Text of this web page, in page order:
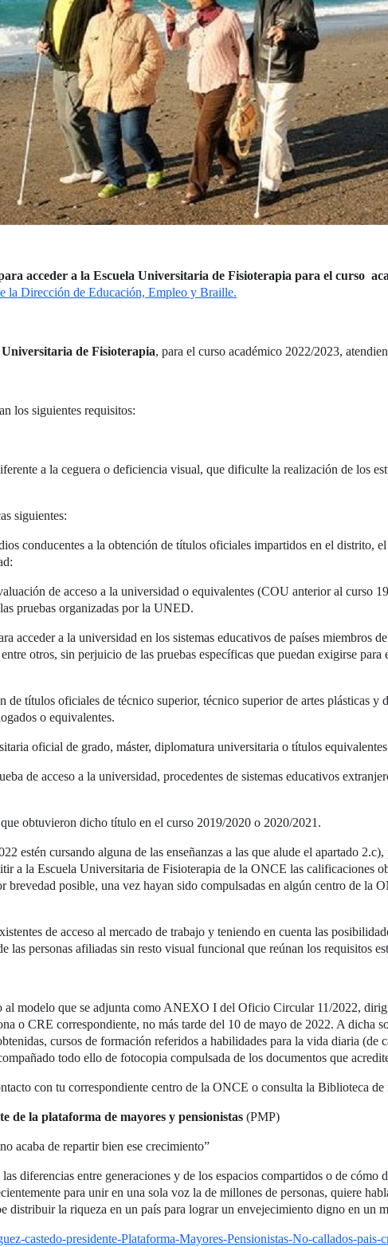
acceder a la Escuela Universitaria de Fisioterapia para el curso
la Dirección de Educación, Empleo y Braille.
Universitaria de Fisioterapia, para el curso académico 2022/2023,
los siguientes requisitos:
a la ceguera o deficiencia visual, que dificulte la realización de los
siguientes:
conducentes a la obtención de títulos oficiales impartidos en el distrito,
de acceso a la universidad o equivalentes (COU anterior al curso
pruebas organizadas por la UNED.
acceder a la universidad en los sistemas educativos de países miembros
otros, sin perjuicio de las pruebas específicas que puedan exigirse para
de títulos oficiales de técnico superior, técnico superior de artes plásticas y
o equivalentes.
oficial de grado, máster, diplomatura universitaria o títulos
de acceso a la universidad, procedentes de sistemas educativos
obtuvieron dicho título en el curso 2019/2020 o 2020/2021.
estén cursando alguna de las enseñanzas a las que alude el apartado
a la Escuela Universitaria de Fisioterapia de la ONCE las calificaciones
brevedad posible, una vez hayan sido compulsadas en algún centro de la
de acceso al mercado de trabajo y teniendo en cuenta las
las personas afiliadas sin resto visual funcional que reúnan los requisitos
al modelo que se adjunta como ANEXO I del Oficio Circular 11/2022,
o CRE correspondiente, no más tarde del 10 de mayo de 2022. A dicha
cursos de formación referidos a habilidades para la vida diaria (de
todo ello de fotocopia compulsada de los documentos que
con tu correspondiente centro de la ONCE o consulta la Biblioteca
de la plataforma de mayores y pensionistas (PMP)
acaba de repartir bien ese crecimiento”
diferencias entre generaciones y de los espacios compartidos o de cómo
para unir en una sola voz la de millones de personas, quiere
distribuir la riqueza en un país para lograr un envejecimiento digno en un
castedo-presidente-Plataforma-Mayores-Pensionistas-No-callados-pais-